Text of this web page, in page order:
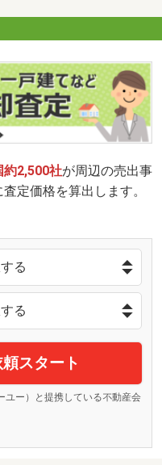
約2,500社が周辺の売出事
定価格を算出します。
スタート
ユー）と提携している不動産会